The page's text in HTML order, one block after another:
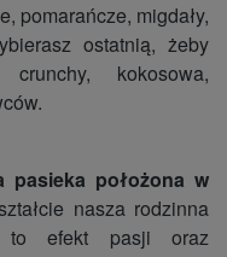
pomarańcze, migdały,
ostatnią, żeby
kokosowa,
pasieka położona w
nasza rodzinna
to efekt pasji oraz